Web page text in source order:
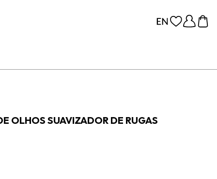
OLHOS SUAVIZADOR DE RUGAS